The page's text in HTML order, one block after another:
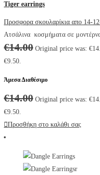
Tiger earrings
Προσφορα σκουλαρίκια απο 14-
Ατσάλινα κοσμήματα σε
€14.00 Original price was:
€9.50.
Άμεσα Διαθέσιμο
€14.00 Original price was:
€9.50.
Προσθήκη στο καλάθι σας